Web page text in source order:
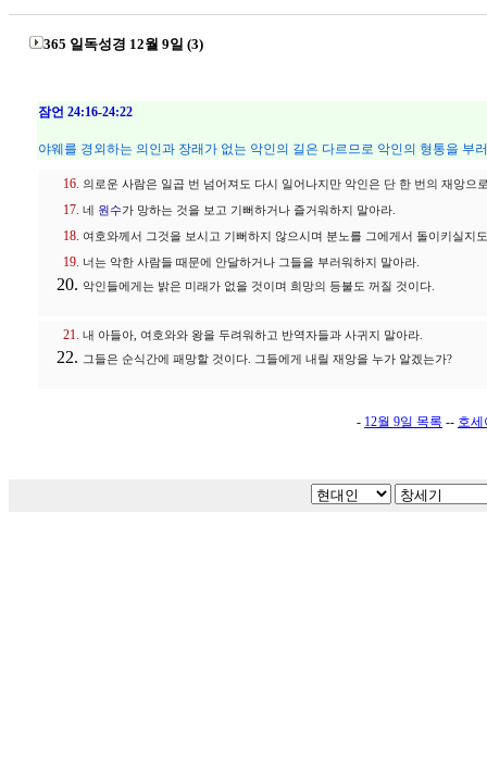
365 일독성경 12월 9일 (3)
잠언 24:16-24:22
야웨를 경외하는 의인과 장래가 없는 악인의 길은 다르므로 악인의 형통을 부
의로운 사람은 일곱 번 넘어져도 다시 일어나지만 악인은 단 한 번의 재앙으
네 원수가 망하는 것을 보고 기뻐하거나 즐거워하지 말아라.
여호와께서 그것을 보시고 기뻐하지 않으시며 분노를 그에게서 돌이키실지
너는 악한 사람들 때문에 안달하거나 그들을 부러워하지 말아라.
악인들에게는 밝은 미래가 없을 것이며 희망의 등불도 꺼질 것이다.
내 아들아, 여호와와 왕을 두려워하고 반역자들과 사귀지 말아라.
그들은 순식간에 패망할 것이다. 그들에게 내릴 재앙을 누가 알겠는가?
- 12월 9일 목록 -- 호세